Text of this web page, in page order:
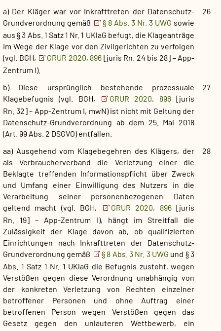
26
a) Der Kläger war vor Inkrafttreten der Datenschutz-
Grundverordnung gemäß
§ 8 Abs. 3 Nr. 3 UWG sowie
aus § 3 Abs. 1 Satz 1 Nr. 1 UKlaG befugt, die Klageanträge
im Wege der Klage vor den Zivilgerichten zu verfolgen
(vgl. BGH,
GRUR 2020, 896 [juris Rn. 24 bis 28] – App-
Zentrum I).
27
b) Diese ursprünglich bestehende prozessuale
Klagebefugnis (vgl. BGH,
GRUR 2020, 896[juris
Rn. 32] – App-Zentrum I, mwN) ist nicht mit Geltung der
Datenschutz-Grundverordnung ab dem 25. Mai 2018
(Art. 99 Abs. 2 DSGVO) entfallen.
28
aa) Ausgehend vom Klagebegehren des Klägers, der
als Verbraucherverband die Verletzung einer die
Beklagte treffenden Informationspflicht über Zweck
und Umfang einer Einwilligung des Nutzers in die
Verarbeitung seiner personenbezogenen Daten
geltend macht (vgl. BGH,
GRUR 2020, 896[juris
Rn. 19] – App-Zentrum I), hängt im Streitfall die
Zulässigkeit der Klage davon ab, ob qualifizierten
Einrichtungen nach Inkrafttreten der Datenschutz-
Grundverordnung gemäß
§ 8 Abs. 3 Nr. 3 UWG und § 3
Abs. 1 Satz 1 Nr. 1 UKlaG die Befugnis zusteht, wegen
Verstößen gegen diese Verordnung unabhängig von
der konkreten Verletzung von Rechten einzelner
betroffener Personen und ohne Auftrag einer
betroffenen Person wegen Verstößen gegen das
Gesetz gegen den unlauteren Wettbewerb, ein